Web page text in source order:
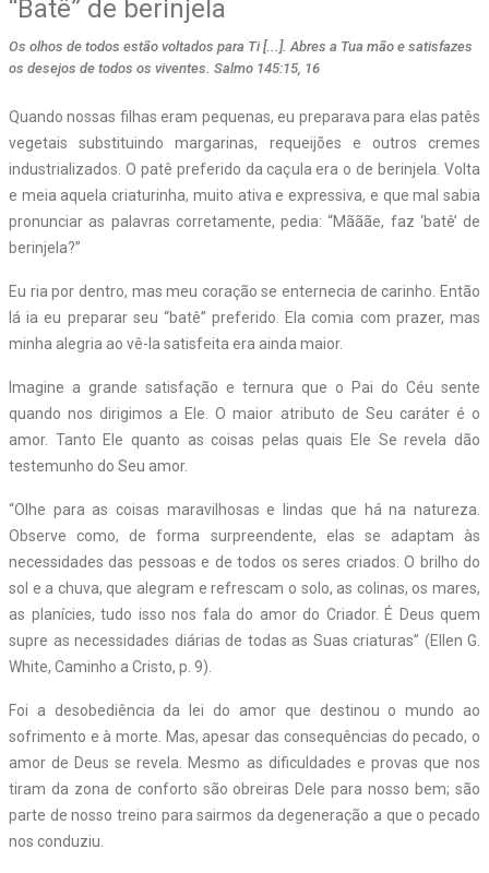
“Batê” de berinjela
Os olhos de todos estão voltados para Ti [...]. Abres a Tua mão e satisfazes
os desejos de todos os viventes. Salmo 145:15, 16
Quando nossas filhas eram pequenas, eu preparava para elas patês
vegetais substituindo margarinas, requeijões e outros cremes
industrializados. O patê preferido da caçula era o de berinjela. Volta
e meia aquela criaturinha, muito ativa e expressiva, e que mal sabia
pronunciar as palavras corretamente, pedia: “Mãããe, faz ‘batê’ de
berinjela?”
Eu ria por dentro, mas meu coração se enternecia de carinho. Então
lá ia eu preparar seu “batê” preferido. Ela comia com prazer, mas
minha alegria ao vê-la satisfeita era ainda maior.
Imagine a grande satisfação e ternura que o Pai do Céu sente
quando nos dirigimos a Ele. O maior atributo de Seu caráter é o
amor. Tanto Ele quanto as coisas pelas quais Ele Se revela dão
testemunho do Seu amor.
“Olhe para as coisas maravilhosas e lindas que há na natureza.
Observe como, de forma surpreendente, elas se adaptam às
necessidades das pessoas e de todos os seres criados. O brilho do
sol e a chuva, que alegram e refrescam o solo, as colinas, os mares,
as planícies, tudo isso nos fala do amor do Criador. É Deus quem
supre as necessidades diárias de todas as Suas criaturas” (Ellen G.
White, Caminho a Cristo, p. 9).
Foi a desobediência da lei do amor que destinou o mundo ao
sofrimento e à morte. Mas, apesar das consequências do pecado, o
amor de Deus se revela. Mesmo as dificuldades e provas que nos
tiram da zona de conforto são obreiras Dele para nosso bem; são
parte de nosso treino para sairmos da degeneração a que o pecado
nos conduziu.